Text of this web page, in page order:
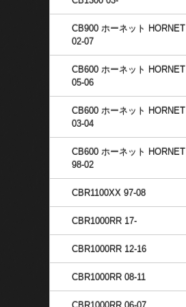
CB900 ホーネット HORNET
02-07
CB600 ホーネット HORNET
05-06
CB600 ホーネット HORNET
03-04
CB600 ホーネット HORNET
98-02
CBR1100XX 97-08
CBR1000RR 17-
CBR1000RR 12-16
CBR1000RR 08-11